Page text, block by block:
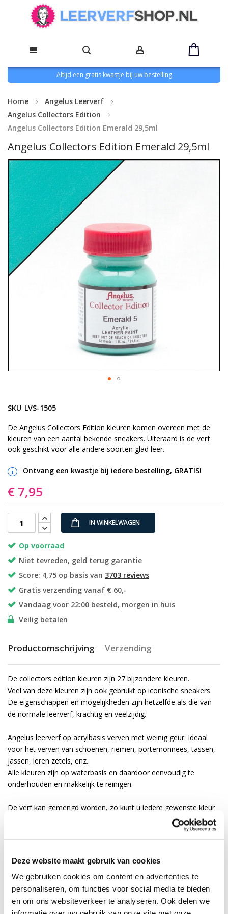
Deze website maakt gebruik van cookies
We gebruiken cookies om content en advertenties te
personaliseren, om functies voor social media te bieden
en om ons websiteverkeer te analyseren. Ook delen we
Altijd een gratis kwastje bij uw bestelling
Home
Angelus Leerverf
Angelus Collectors Edition
Angelus Collectors Edition Emerald 29,5ml
Angelus Collectors Edition Emerald 29,5ml
Ga
naar
het
einde
de
afbeeldingen-
gallerij
naar
begin
van
de
gallerij
SKU LVS-1505
De Angelus Collectors Edition kleuren komen overeen met de
kleuren van een aantal bekende sneakers. Uiteraard is de verf
ook geschikt voor alle andere soorten glad leer.
Ontvang een kwastje bij iedere bestelling, GRATIS!
€ 7,95
IN WINKELWAGEN
Op voorraad
Niet tevreden, geld terug garantie
Score: 4,75 op basis van 3703 reviews
Gratis verzending vanaf € 60,-
Vandaag voor 22:00 besteld, morgen in huis
Veilig betalen
Productomschrijving
De collectors edition kleuren zijn 27 bijzondere kleuren.
Veel van deze kleuren zijn ook gebruikt op iconische sneakers.
De eigenschappen en mogelijkheden zijn hetzelfde als die van
de normale leerverf, krachtig en veelzijdig.
Angelus leerverf op acrylbasis verven met weinig geur. Ideaal
voor het verven van schoenen, riemen, portemonnees, tassen,
jassen, leren zetels, enz..
Alle kleuren zijn op waterbasis en daardoor eenvoudig te
onderhouden en makkelijk te reinigen.
De verf kan gemengd worden, zo kunt u iedere gewenste kleur
De verf is water en krasbestendig.
De verf kan 3 jaar bewaard worden op kamertemperatuur mits
uit het zonlicht.
Voor een goed resultaat raadpleeg de meegeleverde
Verzending